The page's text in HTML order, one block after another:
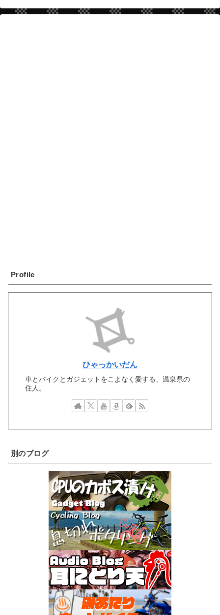
Profile
ひゃっかいだん
車とバイクとガジェットをこよなく愛する、温泉県の
住人。
別のブログ